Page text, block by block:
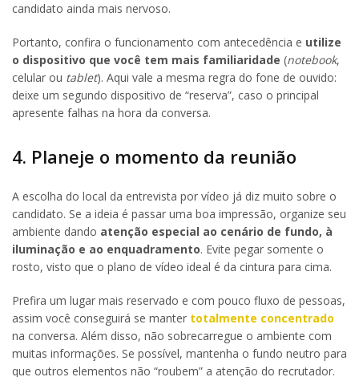
candidato ainda mais nervoso.
Portanto, confira o funcionamento com antecedência e utilize
o dispositivo que você tem mais familiaridade (notebook,
celular ou tablet). Aqui vale a mesma regra do fone de ouvido:
deixe um segundo dispositivo de “reserva”, caso o principal
apresente falhas na hora da conversa.
4. Planeje o momento da reunião
A escolha do local da entrevista por vídeo já diz muito sobre o
candidato. Se a ideia é passar uma boa impressão, organize seu
ambiente dando atenção especial ao cenário de fundo, à
iluminação e ao enquadramento. Evite pegar somente o
rosto, visto que o plano de vídeo ideal é da cintura para cima.
Prefira um lugar mais reservado e com pouco fluxo de pessoas,
assim você conseguirá se manter totalmente concentrado
na conversa. Além disso, não sobrecarregue o ambiente com
muitas informações. Se possível, mantenha o fundo neutro para
que outros elementos não “roubem” a atenção do recrutador.